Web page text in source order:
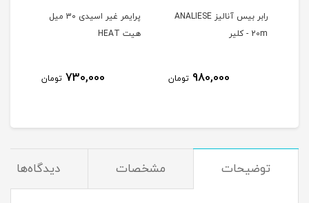
رابر بیس آنالیز ANALIESE
20m - کلیر
980,000 تومان
پرایمر غیر اسیدی 30 میل
هیت HEAT
730,000 تومان
توضیحات مشخصات دیدگاه‌ها